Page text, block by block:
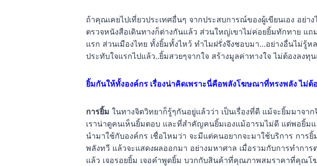
ถ้าคุณเคยไปเที่ยวประเทศอื่นๆ จากประสบการณ์ของผู้เขียนเอง อย่
ตรวจหนังสือเดินทางก็ต่างกันแล้ว ส่วนใหญ่เขาไม่ค่อยยิ้มทักทาย แถ
แรก ส่วนเมืองไทย ทั้งยิ้มทั้งไหว้ ทำไมฝรั่งจึงชอบมา…อย่างอื่นไม่รู้ห
ประทับใจแรกไปแล้ว..ยิ้มสวยๆจากใจ สร้างมูลค่าทางใจ ไม่ต้องลงทุน
ยิ้มกันให้ทั้งองค์กร เรื่องน่าคิดเพราะนี่คือพลังโฆษณาที่ทรงพลัง ไม่
การยิ้ม ในทางจิตวิทยาก็รู้ๆกันอยู่แล้วว่า เป็นเรื่องที่ดี แม้จะยิ้มมาจ
เราน่าดูคนเห็นยิ้มตอบ และที่สำคัญคนยิ้มเองแม้อารมไม่ดี แต่พอยิ้ม
นำมาใช้กับองค์กร เชื่อไหมว่า จะมีแต่คนอยากจะมาใช้บริการ การ
พลังทวี แล้วจะแสดงผลออกมา อย่างมหาศาล เมื่อรวมกับการทำกา
แล้ว เจอรอยยิ้ม เจอคำพูดยิ้ม บวกกับสินค้าที่คุณภาพสมราคาที่คุณโ